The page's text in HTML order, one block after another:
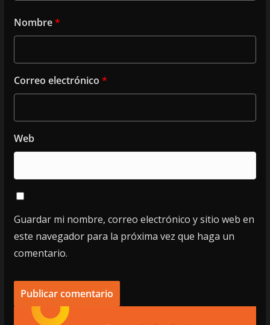
Nombre*
Correo electrónico *
Web
Guardar mi nombre, correo electrónico y sitio web en
este navegador para la próxima vez que haga un
comentario.